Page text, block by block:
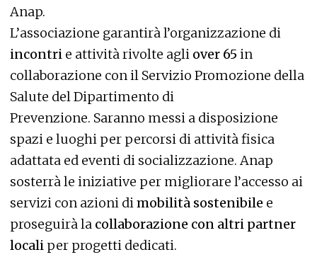
Anap.
L’associazione garantirà l’organizzazione di
incontri e attività rivolte agli over 65 in
collaborazione con il Servizio Promozione della
Salute del Dipartimento di
Prevenzione. Saranno messi a disposizione
spazi e luoghi per percorsi di attività fisica
adattata ed eventi di socializzazione. Anap
sosterrà le iniziative per migliorare l’accesso ai
servizi con azioni dimobilità sostenibile e
proseguirà la collaborazione con altri partner
locali per progetti dedicati.